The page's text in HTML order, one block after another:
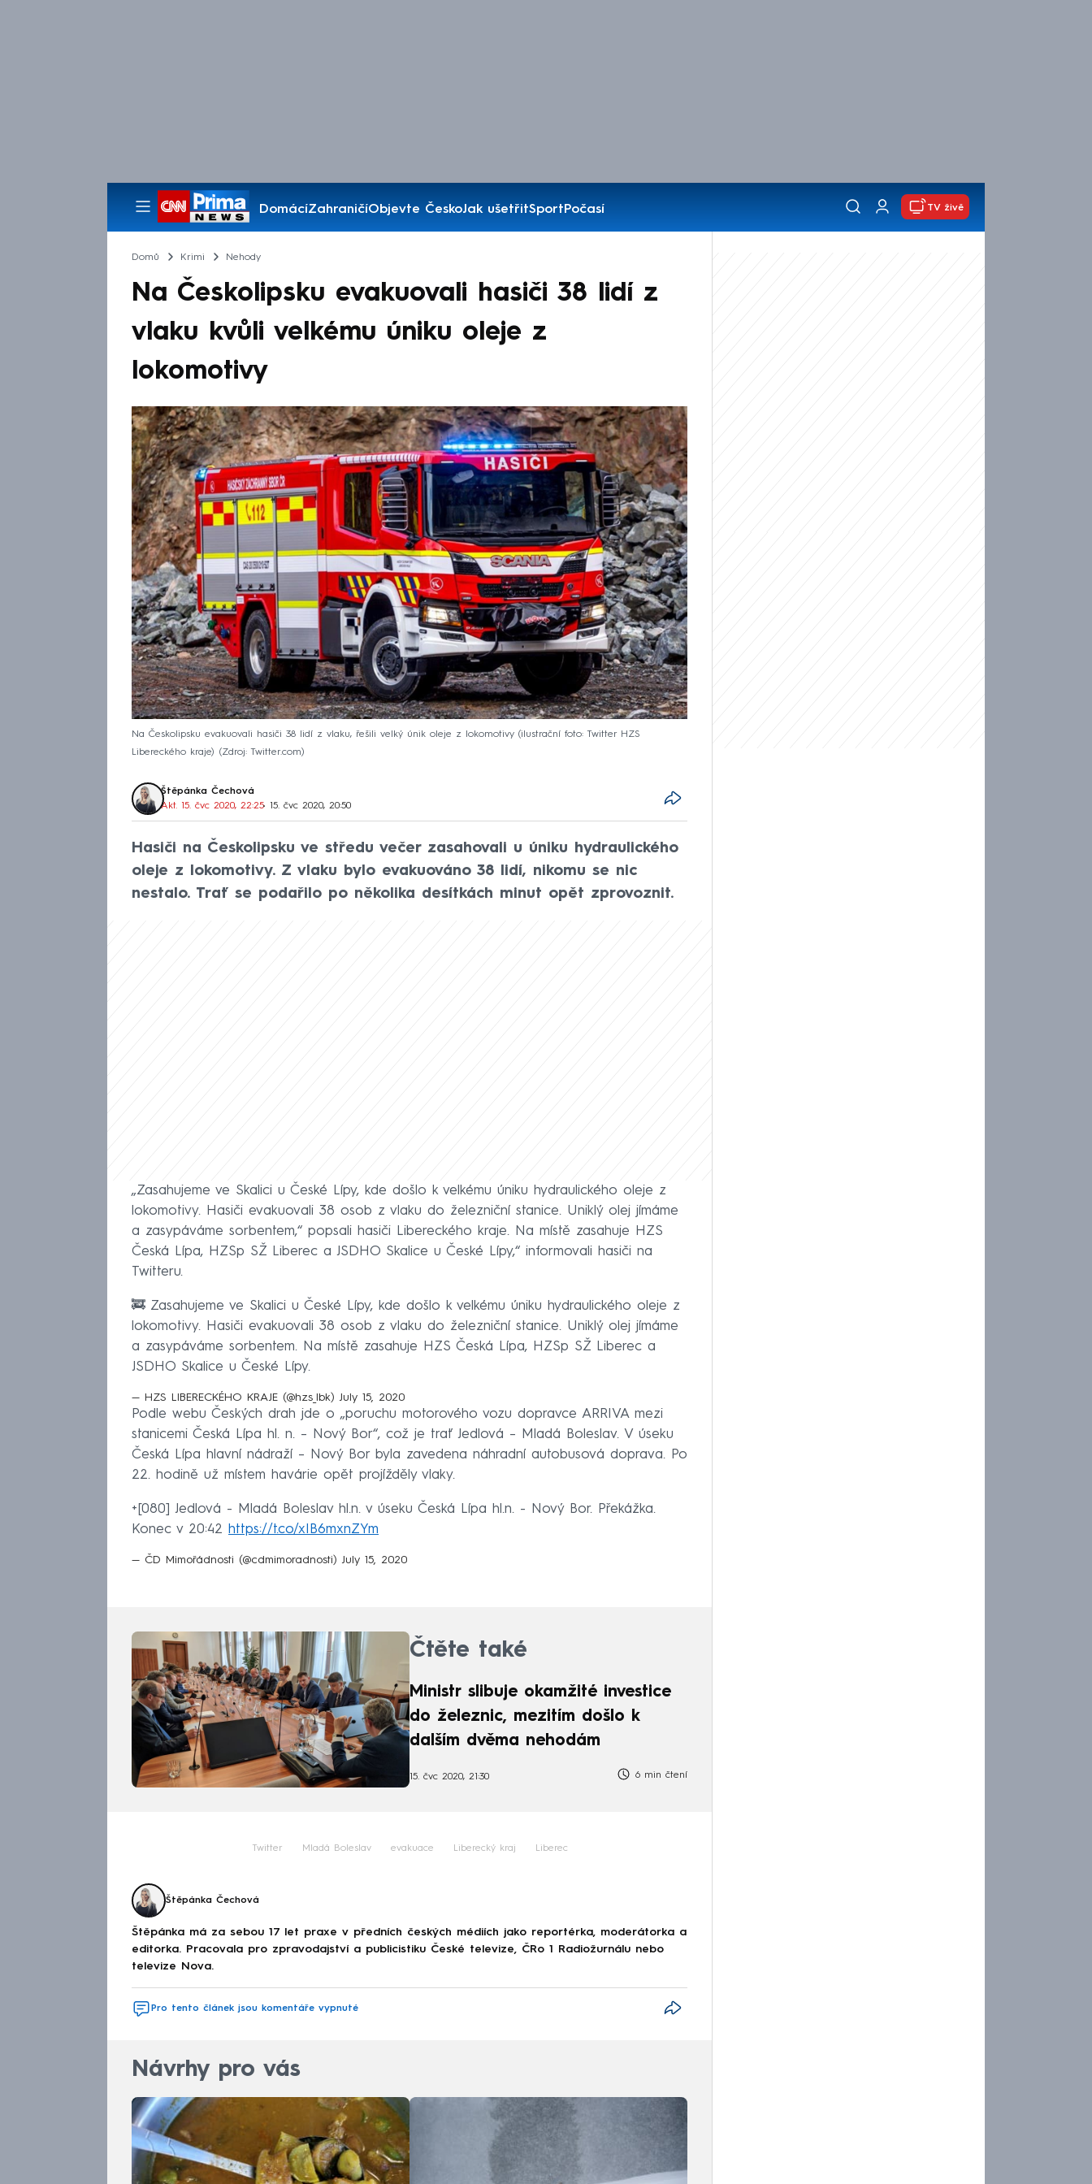
DomácíZahraničíObjevte ČeskoJak ušetřitSportPočasí
Pořady
TV živě
Domů Krimi Nehody
Na Českolipsku evakuovali hasiči 38 lidí z
vlaku kvůli velkému úniku oleje z
lokomotivy
Na Českolipsku evakuovali hasiči 38 lidí z vlaku, řešili velký únik oleje z lokomotivy (ilustrační foto: Twitter HZS
Libereckého kraje)
Zdroj: Twitter.com
Štěpánka Čechová
Akt. 15. čvc 2020, 22:25• 15. čvc 2020, 20:50
Hasiči na Českolipsku ve středu večer zasahovali u úniku hydraulického
oleje z lokomotivy. Z vlaku bylo evakuováno 38 lidí, nikomu se nic
nestalo. Trať se podařilo po několika desítkách minut opět zprovoznit.
„Zasahujeme ve Skalici u České Lípy, kde došlo k velkému úniku hydraulického oleje z
lokomotivy. Hasiči evakuovali 38 osob z vlaku do železniční stanice. Uniklý olej jímáme
a zasypáváme sorbentem,“ popsali hasiči Libereckého kraje. Na místě zasahuje HZS
Česká Lípa, HZSp SŽ Liberec a JSDHO Skalice u České Lípy,“ informovali hasiči na
Twitteru.
🚒 Zasahujeme ve Skalici u České Lípy, kde došlo k velkému úniku hydraulického oleje z
lokomotivy. Hasiči evakuovali 38 osob z vlaku do železniční stanice. Uniklý olej jímáme
a zasypáváme sorbentem. Na místě zasahuje HZS Česká Lípa, HZSp SŽ Liberec a
JSDHO Skalice u České Lípy.
— HZS LIBERECKÉHO KRAJE (@hzs_lbk) July 15, 2020
Podle webu Českých drah jde o „poruchu motorového vozu dopravce ARRIVA mezi
stanicemi Česká Lípa hl. n. – Nový Bor“, což je trať Jedlová – Mladá Boleslav. V úseku
Česká Lípa hlavní nádraží – Nový Bor byla zavedena náhradní autobusová doprava. Po
22. hodině už místem havárie opět projížděly vlaky.
+[080] Jedlová - Mladá Boleslav hl.n. v úseku Česká Lípa hl.n. - Nový Bor. Překážka.
Konec v 20:42 https://t.co/xIB6mxnZYm
— ČD Mimořádnosti (@cdmimoradnosti) July 15, 2020
Čtěte také
Ministr slibuje okamžité investice
do železnic, mezitím došlo k
dalším dvěma nehodám
15. čvc 2020, 21:30 6 min čtení
Twitter Mladá Boleslav evakuace Liberecký kraj Liberec
Štěpánka Čechová
Štěpánka má za sebou 17 let praxe v předních českých médiích jako reportérka, moderátorka a
editorka. Pracovala pro zpravodajství a publicistiku České televize, ČRo 1 Radiožurnálu nebo
televize Nova.
Pro tento článek jsou komentáře vypnuté
Návrhy pro vás